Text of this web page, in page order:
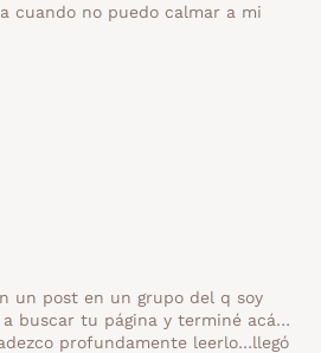
cuando no puedo calmar a mi
un post en un grupo del q soy
a buscar tu página y terminé acá…
profundamente leerlo…llegó